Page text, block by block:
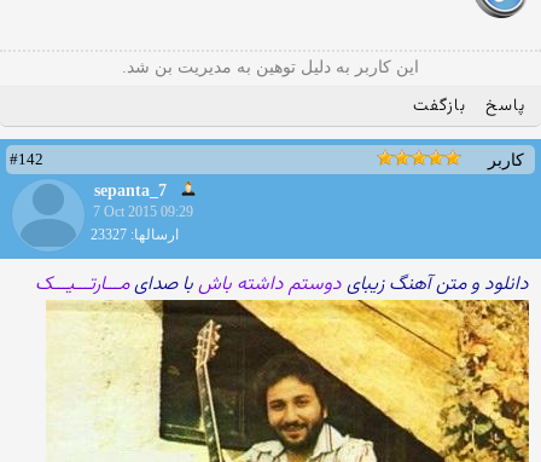
این کاربر به دلیل توهین به مدیریت بن شد.
پاسخ بازگفت
کاربر
#142
sepanta_7
7 Oct 2015 09:29
ارسالها: 23327
دانلود و متن آهنگ زیبایدوستم داشته باشبا صدایمـــارتـــیـــک